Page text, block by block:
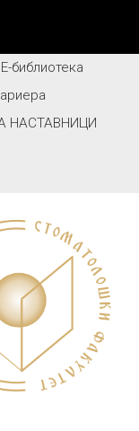
Е-библиотека
НАСТАВНИЦИ